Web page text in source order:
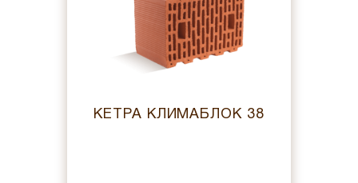
КЕТРА КЛИМАБЛОК 38